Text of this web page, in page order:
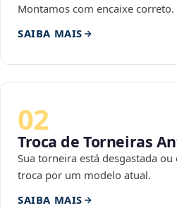
Montamos com encaixe correto.
SAIBA MAIS
02
Troca de Torneiras
Sua torneira está desgastada ou
troca por um modelo atual.
SAIBA MAIS